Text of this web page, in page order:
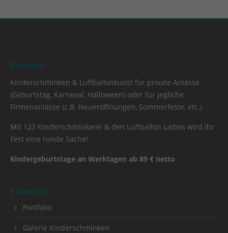
Portfolio
Kinderschminken & Luftballonkunst für private Anlässe
(Geburtstag, Karneval, Halloween) oder für jegliche
Firmenanlässe (z.B. Neueröffnungen, Sommerfeste, etc.)
Mit 123 Kinderschminkerei & den Luftballon Ladies wird Ihr
Fest eine runde Sache!
Kindergeburtstage an Werktagen ab 89 € netto
Favorites
Portfolio
Galerie Kinderschminken